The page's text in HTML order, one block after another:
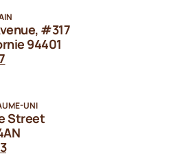
#317
94401
UNI
Street